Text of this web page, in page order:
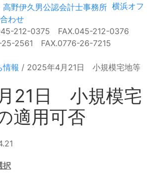
横浜オフ
わせ
212-0375 FAX.045-212-0376
25-2561 FAX.0776-26-7215
情報 / 2025年4月21日 小規模宅地等
21日 小規模宅
適用可否
択